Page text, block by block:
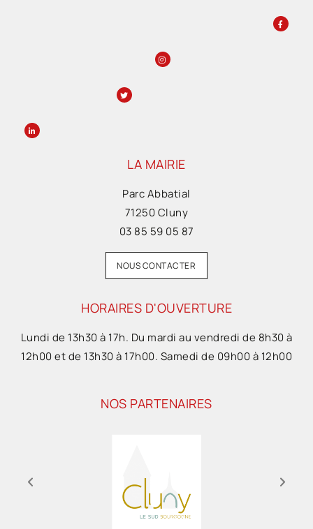
LA MAIRIE
Parc Abbatial
71250 Cluny
03 85 59 05 87
NOUS CONTACTER
HORAIRES D'OUVERTURE
Lundi de 13h30 à 17h. Du mardi au vendredi de 8h30 à
12h00 et de 13h30 à 17h00. Samedi de 09h00 à 12h00
NOS PARTENAIRES